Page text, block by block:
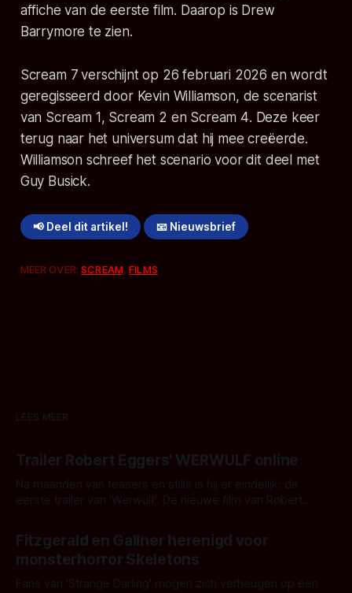
affiche van de eerste film. Daarop is Drew
Barrymore te zien.
Scream 7 verschijnt op 26 februari 2026 en wordt
geregisseerd door Kevin Williamson, de scenarist
van Scream 1 , Scream 2 en Scream 4. Deze keer
terug naar het universum dat hij mee creëerde.
Williamson schreef het scenario voor dit deel met
Guy Busick.
📢 Deel dit artikel! 📧 Nieuwsbrief
MEER OVER:SCREAM,FILMS
LEES MEER
Trailer Robert Eggers' WERWULF online
Na maanden van teasers en stills is hij er eindelijk: de
eerste trailer van 'Werwulf'. De nieuwe film van Robert
kille stijl vol folklore en mythe. Het topic deze keer is (kon
het het al raden?)... de weerwolf. Kijk je mee?
Fitzgerald en Gallner herenigd voor
monsterhorror Skeletons
Fans van 'Strange Darling' mogen zich verheugen op een